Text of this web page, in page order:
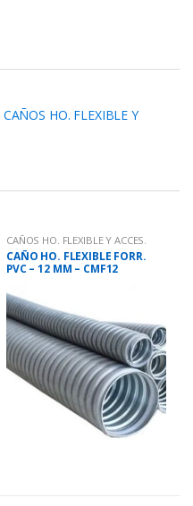
CAÑOS HO. FLEXIBLE Y
CAÑOS HO. FLEXIBLE Y ACCES.
CAÑO HO. FLEXIBLE FORR.
PVC – 12 MM – CMF12